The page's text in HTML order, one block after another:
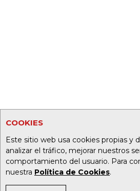
COOKIES
Este sitio web usa cookies propias y
analizar el tráfico, mejorar nuestros
comportamiento del usuario. Para
nuestra Política de Cookies.